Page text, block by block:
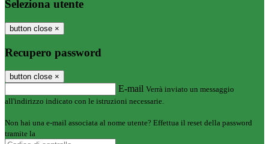
Seleziona utente
button close ×
Recupero password
button close ×
E-mail Verrà inviato un messaggio
all'indirizzo indicato con le istruzioni necessarie.
Non hai una e-mail associata al nome utente? Effettua il reset della password
tramite la